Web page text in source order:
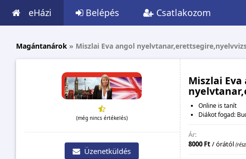
eHázi Belépés Csatlakozom
Magántanárok » Miszlai Eva angol
(még nincs értékelés)
Üzenetküldés
Miszlai
Online is tanít
Diákot fogad:
Ár:
8000 Ft/ órától